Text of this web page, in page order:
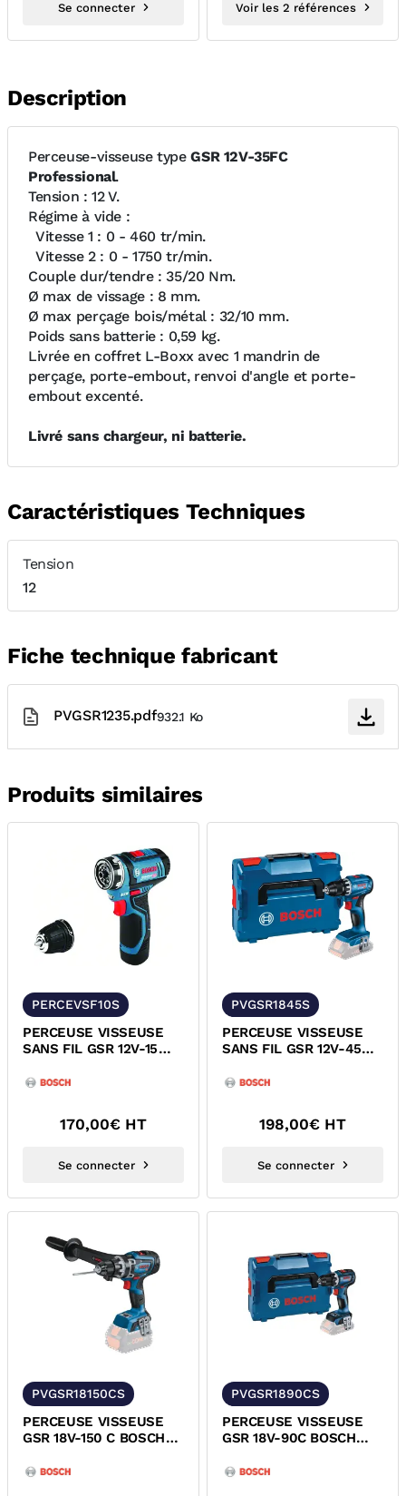
Se connecter Voir les 2 références
Description
Perceuse-visseuse typeGSR 12V-35FC
Professional.
Tension : 12 V.
Régime à vide :
Vitesse 1 : 0 - 460 tr/min.
Vitesse 2 : 0 - 1750 tr/min.
Couple dur/tendre : 35/20 Nm.
Ø max de vissage : 8 mm.
Ø max perçage bois/métal : 32/10 mm.
Poids sans batterie : 0,59 kg.
Livrée en coffret L-Boxx avec 1 mandrin de
perçage, porte-embout, renvoi d'angle et porte-
embout excenté.
Livré sans chargeur, ni batterie.
Caractéristiques Techniques
Tension
12
Fiche technique fabricant
PVGSR1235.pdf932.1 Ko
Produits similaires
PERCEVSF10S
PERCEUSE VISSEUSE
SANS FIL GSR 12V-15
170,00€ HT
Se connecter
PVGSR1845S
PERCEUSE VISSEUSE
SANS FIL GSR 12V-45
198,00€ HT
Se connecter
PVGSR18150CS
PERCEUSE VISSEUSE
GSR 18V-150 C BOSCH
PVGSR1890CS
PERCEUSE VISSEUSE
GSR 18V-90C BOSCH